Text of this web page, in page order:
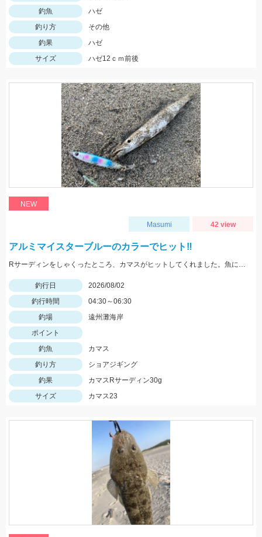
釣魚
ハゼ
釣り方
その他
釣果
ハゼ
サイズ
ハゼ12ｃｍ前後
NEW
Masumi 42 view
アルミマイスターブルーのカラーでヒット‼️
Rサーディンをしゃくったところ、カマスがヒットしてくれました。魚に感謝です。 新色のマイスターブルーカラーで釣れ嬉しい1匹です。
釣行日
2026/08/02
釣行時間
04:30～06:30
釣場
遠州灘海岸
ポイント
釣魚
カマス
釣り方
ショアジギング
釣果
カマスRサーディン30g
サイズ
カマス23